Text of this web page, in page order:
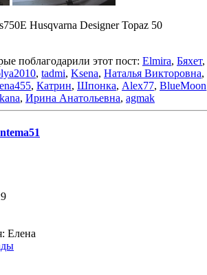
Husqvarna Designer Topaz 50
поблагодарили этот пост: Elmira, Бяхет,
, tadmi, Ksena, Наталья Викторовна,
, Катрин, Шпонка, Alex77, BlueMoon
, Ирина Анатольевна, agmak
Елена